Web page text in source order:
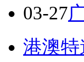
03-27
港澳